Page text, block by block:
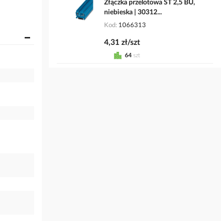
Złączka przelotowa ST 2,5 BU,
niebieska | 30312...
Kod 1066313
4,31 zł/szt
64 szt